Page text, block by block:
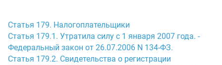
Статья 179. Налогоплательщики
Статья 179.1. Утратила силу с 1 января 2007 года. -
Федеральный закон от 26.07.2006 N 134-ФЗ.
Статья 179.2. Свидетельства о регистрации